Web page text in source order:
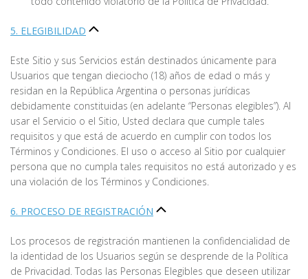
5. ELEGIBILIDAD
Este Sitio y sus Servicios están destinados únicamente para
Usuarios que tengan dieciocho (18) años de edad o más y
residan en la República Argentina o personas jurídicas
debidamente constituidas (en adelante “Personas elegibles”). Al
usar el Servicio o el Sitio, Usted declara que cumple tales
requisitos y que está de acuerdo en cumplir con todos los
Términos y Condiciones. El uso o acceso al Sitio por cualquier
persona que no cumpla tales requisitos no está autorizado y es
una violación de los Términos y Condiciones.
6. PROCESO DE REGISTRACIÓN
Los procesos de registración mantienen la confidencialidad de
la identidad de los Usuarios según se desprende de la Política
de Privacidad. Todas las Personas Elegibles que deseen utilizar